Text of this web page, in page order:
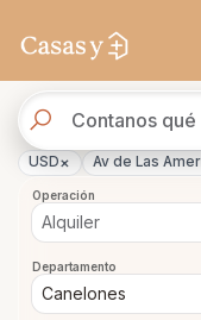
de
propiedades
USD× Av de Las
Operación
Departamento